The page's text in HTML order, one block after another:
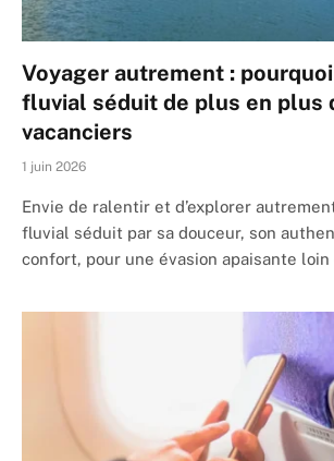
Voyager autrement :
fluvial séduit de plus en plus
vacanciers
1 juin 2026
Envie de ralentir et d’explorer
fluvial séduit par sa douceur, son
confort, pour une évasion apaisante